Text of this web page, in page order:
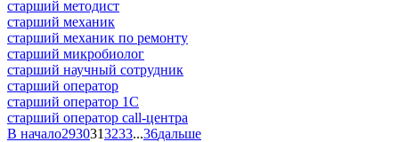
старший методист
старший механик
старший механик по ремонту
старший микробиолог
старший научный сотрудник
старший оператор
старший оператор 1С
старший оператор call-центра
В начало2930313233...36дальше